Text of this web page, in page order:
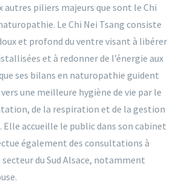
autres piliers majeurs que sont le Chi
Le Chi Nei Tsang consiste
et profond du ventre visant à libérer
et à redonner de l’énergie aux
ses bilans en naturopathie guident
une meilleure hygiène de vie par le
de la respiration et de la gestion
Elle accueille le public dans son cabinet
également des consultations à
du Sud Alsace, notamment